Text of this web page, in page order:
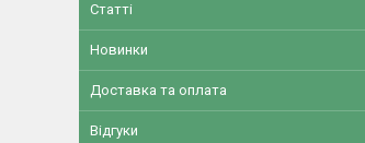
Статті
Новинки
Доставка та оплата
Відгуки